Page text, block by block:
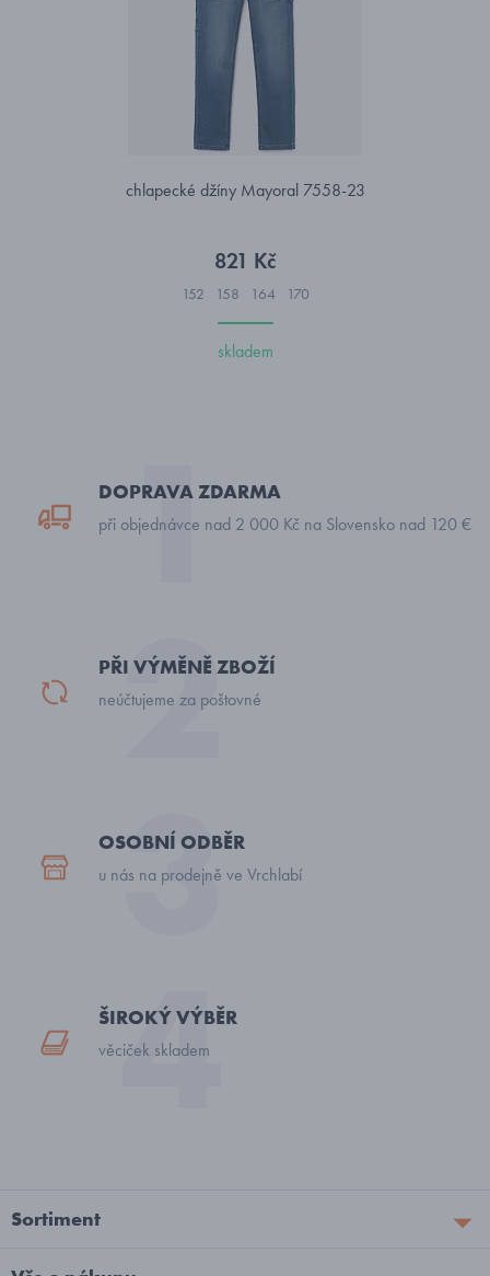
chlapecké džíny Mayoral 7558-23
821 Kč
152 158 164 170
skladem
DOPRAVA ZDARMA
při objednávce nad 2 000 Kč na Slovensko nad 120 €
PŘI VÝMĚNĚ ZBOŽÍ
neúčtujeme za poštovné
OSOBNÍ ODBĚR
u nás na prodejně ve Vrchlabí
ŠIROKÝ VÝBĚR
věciček skladem
Sortiment